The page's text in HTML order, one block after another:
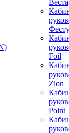
Foil
Zion
Point